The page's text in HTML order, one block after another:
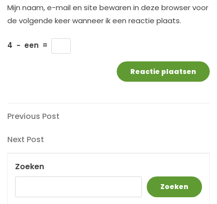
Mijn naam, e-mail en site bewaren in deze browser voor
de volgende keer wanneer ik een reactie plaats.
4 − een =
Berichtnavigatie
Previous
Previous Post
Next
Next Post
Zoeken
Zoeken